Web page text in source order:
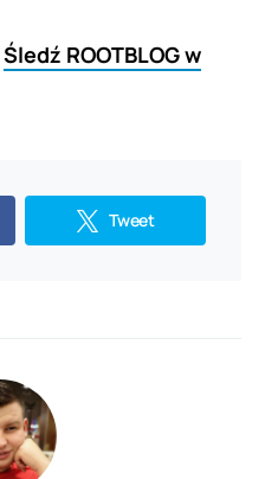
Śledź ROOTBLOG w
Tweet